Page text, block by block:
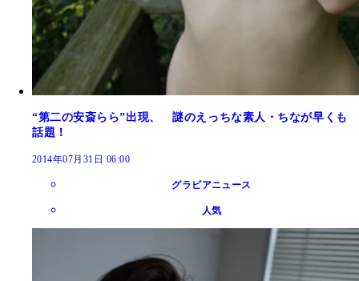
“第二の安斎らら”出現、 謎のえっちな素人・ちなが早くも
話題！
2014年07月31日 06:00
グラビアニュース
人気